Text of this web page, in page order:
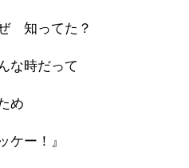
知ってた？
な時だって
め
ケー！』